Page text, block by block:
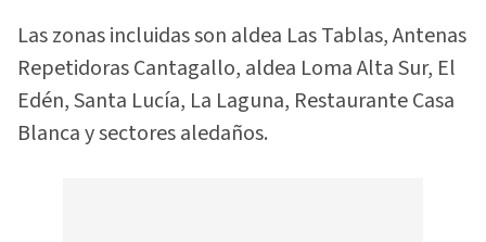
Las zonas incluidas son aldea Las Tablas, Antenas
Repetidoras Cantagallo, aldea Loma Alta Sur, El
Edén, Santa Lucía, La Laguna, Restaurante Casa
Blanca y sectores aledaños.